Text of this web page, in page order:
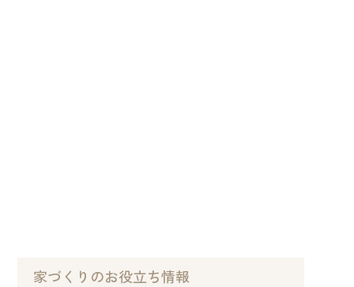
家づくりのお役立ち情報